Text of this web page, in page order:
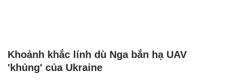
Khoảnh khắc lính dù Nga bắn hạ UAV
'khủng' của Ukraine